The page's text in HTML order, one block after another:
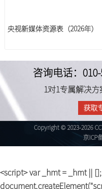
央视新媒体资源表（2026年）
咨询电话：010-
1对1专属解决
获取
Copyright © 2023-2026
京ICP
<script> var _hmt = _hmt ||